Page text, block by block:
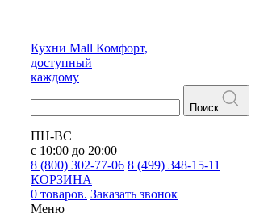
Кухни Mall Комфорт,
доступный
каждому
Поиск
ПН-ВС
с 10:00 до 20:00
8 (800) 302-77-06 8 (499) 348-15-11
КОРЗИНА
0 товаров. Заказать звонок
Меню